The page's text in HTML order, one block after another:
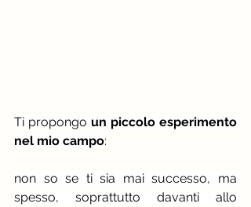
Ti propongo un piccolo esperimento
nel mio campo:
non so se ti sia mai successo, ma
spesso, soprattutto davanti allo